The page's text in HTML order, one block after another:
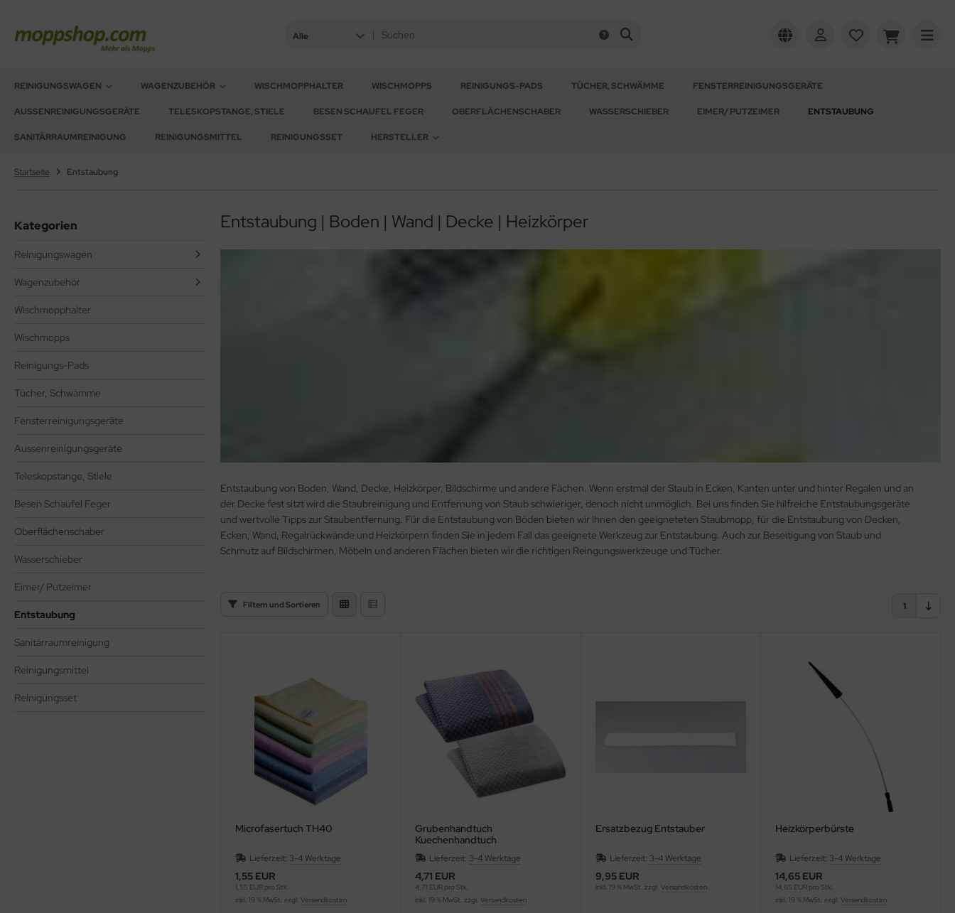
Alle
REINIGUNGSWAGEN WAGENZUBEHÖR WISCHMOPPHALTER WISCHMOPPS REINIGUNGS-PADS TÜCHER, SCHWÄMME FENSTERREINIGUNGSGERÄTE
AUSSENREINIGUNGSGERÄTE TELESKOPSTANGE, STIELE BESEN SCHAUFEL FEGER OBERFLÄCHENSCHABER WASSERSCHIEBER EIMER/ PUTZEIMER ENTSTAUBUNG
SANITÄRRAUMREINIGUNG REINIGUNGSMITTEL REINIGUNGSSET HERSTELLER
Startseite Entstaubung
Kategorien
Reinigungswagen
Wagenzubehör
Wischmopphalter
Wischmopps
Reinigungs-Pads
Tücher, Schwämme
Fensterreinigungsgeräte
Aussenreinigungsgeräte
Teleskopstange, Stiele
Besen Schaufel Feger
Oberflächenschaber
Wasserschieber
Eimer/ Putzeimer
Entstaubung
Sanitärraumreinigung
Reinigungsmittel
Reinigungsset
Entstaubung | Boden | Wand | Decke | Heizkörper
Entstaubung von Boden, Wand, Decke, Heizkörper, Bildschirme und andere Fächen. Wenn erstmal der Staub in Ecken, Kanten unter und hinter Regalen und an
der Decke fest sitzt wird die Staubreinigung und Entfernung von Staub schwieriger, denoch nicht unmöglich. Bei uns finden Sie hilfreiche Entstaubungsgeräte
und wertvolle Tipps zur Staubentfernung. Für die Entstaubung von Böden bieten wir Ihnen den geeigneteten Staubmopp, für die Entstaubung von Decken,
Ecken, Wand, Regalrückwände und Heizkörpern finden Sie in jedem Fall das geeignete Werkzeug zur Entstaubung. Auch zur Beseitigung von Staub und
Schmutz auf Bildschirmen, Möbeln und anderen Flächen bieten wir die richtigen Reingungswerkzeuge und Tücher.
Filtern und Sortieren 1
Microfasertuch TH40
Lieferzeit: 3-4 Werktage
1,55 EUR
1,55 EUR pro Stk.
inkl. 19 % MwSt. zzgl. Versandkosten
Grubenhandtuch
Kuechenhandtuch
Lieferzeit: 3-4 Werktage
4,71 EUR
4,71 EUR pro Stk.
inkl. 19 % MwSt. zzgl.Versandkosten
Ersatzbezug Entstauber
Lieferzeit: 3-4 Werktage
9,95 EUR
inkl. 19 % MwSt. zzgl. Versandkosten
Heizkörperbürste
Lieferzeit: 3-4 Werktage
14,65 EUR
14,65 EUR pro Stk.
inkl. 19 % MwSt. zzgl. Versandkosten
ALLES ANZEIGEN AUS REINIGUNGSWAGEN
ALLES ANZEIGEN AUS WAGENZUBEHÖR
Säcke, Schalen